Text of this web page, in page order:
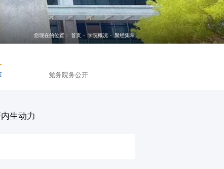
您现在的位置： 首页 - 学院概况 - 聚经集萃
党务院务公开
生动力